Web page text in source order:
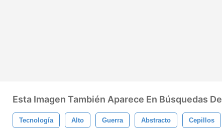
Esta Imagen También Aparece En Búsquedas De
Tecnología Alto Guerra Abstracto Cepillos